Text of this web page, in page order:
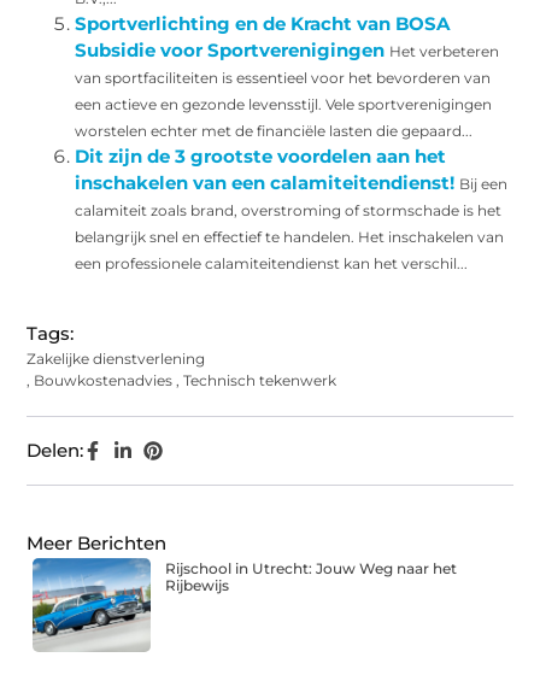
Sportverlichting en de Kracht van BOSA
Subsidie voor Sportverenigingen Het verbeteren
van sportfaciliteiten is essentieel voor het bevorderen van
een actieve en gezonde levensstijl. Vele sportverenigingen
worstelen echter met de financiële lasten die gepaard...
Dit zijn de 3 grootste voordelen aan het
inschakelen van een calamiteitendienst! Bij een
calamiteit zoals brand, overstroming of stormschade is het
belangrijk snel en effectief te handelen. Het inschakelen van
een professionele calamiteitendienst kan het verschil...
Tags:
Zakelijke dienstverlening
, Bouwkostenadvies ,Technisch tekenwerk
Delen:
Meer Berichten
Rijschool in Utrecht: Jouw Weg naar het
Rijbewijs